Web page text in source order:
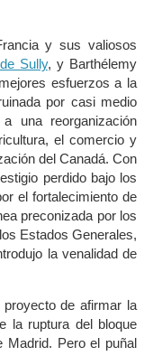
y sus valiosos
Sully, y Barthélemy
esfuerzos a la
por casi medio
una reorganización
el comercio y
del Canadá. Con
perdido bajo los
el fortalecimiento de
preconizada por los
Estados Generales,
la venalidad de
de afirmar la
la ruptura del bloque
Madrid. Pero el puñal